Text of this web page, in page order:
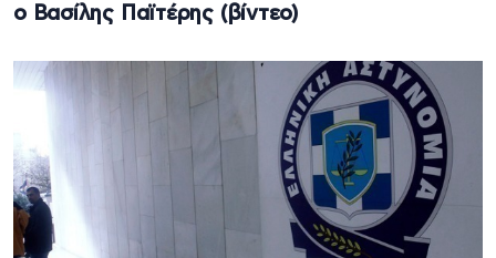
ο Βασίλης Παϊτέρης (βίντεο)